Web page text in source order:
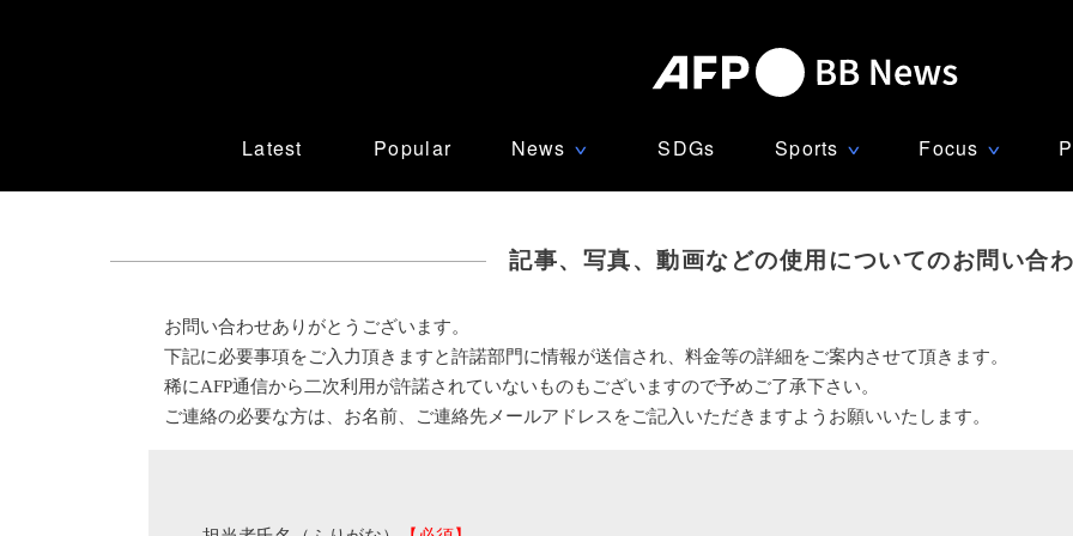
Latest Popular News ∨ SDGs Sports ∨ Focus ∨
記事、写真、動画などの使用についてのお問い合
お問い合わせありがとうございます。
下記に必要事項をご入力頂きますと許諾部門に情報が送信され、料金等の詳細をご案内させて頂きます。
稀にAFP通信から二次利用が許諾されていないものもございますので予めご了承下さい。
ご連絡の必要な方は、お名前、ご連絡先メールアドレスをご記入いただきますようお願いいたします。